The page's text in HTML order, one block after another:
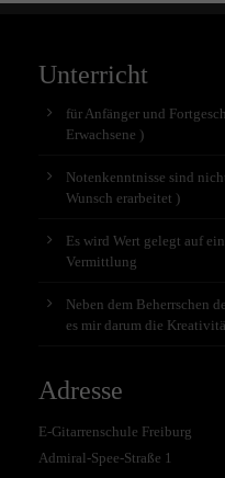
Unterricht
für Anfänger und
Erwachsene )
Notenkenntnisse sind
Wunsch erarbeitet )
Es wird Wert gelegt auf
Vermittlung
Neben dem Beherrschen
es mir darum die
Adresse
E-Gitarrenschule Freiburg
Admiral-Spee-Straße 1